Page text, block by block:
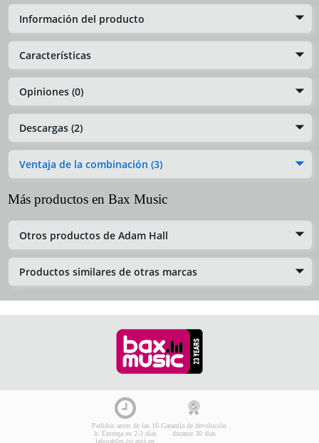
Información del producto
Características
Opiniones (0)
Descargas (2)
Ventaja de la combinación (3)
Más productos en Bax Music
Otros productos de Adam Hall
Productos similares de otras marcas
Pedidos antes de las 16
h: Entrega en 2-3 días
laborables (si está en
Garantía de devolución
durante 30 días